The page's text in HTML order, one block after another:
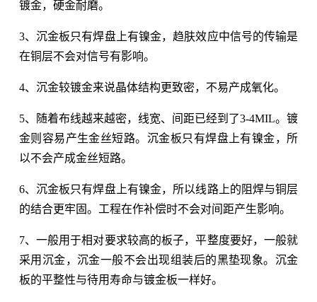
镀金，硬金耐磨。
3、沉金板只有焊盘上有镍金，趋肤效应中信号的传输是
在铜层不会对信号有影响。
4、沉金较镀金来说晶体结构更致密，不易产成氧化。
5、随着布线越来越密，线宽、间距已经到了3-4MIL。镀
金则容易产生金丝短路。沉金板只有焊盘上有镍金，所
以不会产成金丝短路。
6、沉金板只有焊盘上有镍金，所以线路上的阻焊与铜层
的结合更牢固。工程在作补偿时不会对间距产生影响。
7、一般用于相对要求较高的板子，平整度要好，一般就
采用沉金，沉金一般不会出现组装后的黑垫现象。沉金
板的平整性与待用寿命与镀金板一样好。